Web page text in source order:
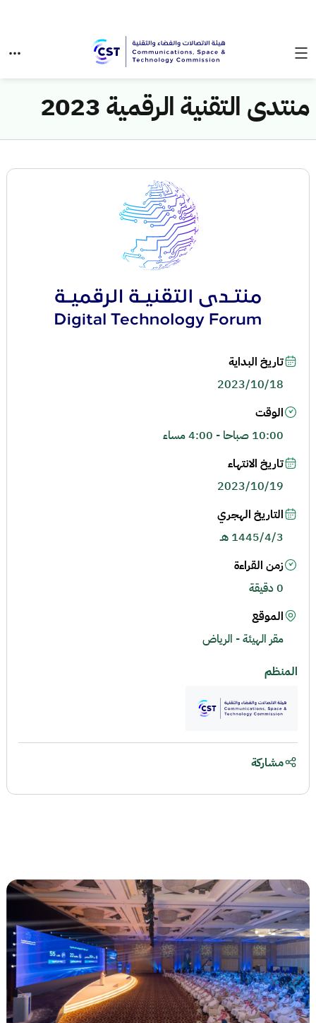
منتدى التقنية الرقمية 2023
تاريخ البداية
2023/10/18
الوقت
10:00 صباحا - 4:00 مساء
تاريخ الانتهاء
2023/10/19
التاريخ الهجري
1445/4/3 هـ
زمن القراءة
0 دقيقة
الموقع
مقر الهيئة - الرياض
المنظم
مشاركة